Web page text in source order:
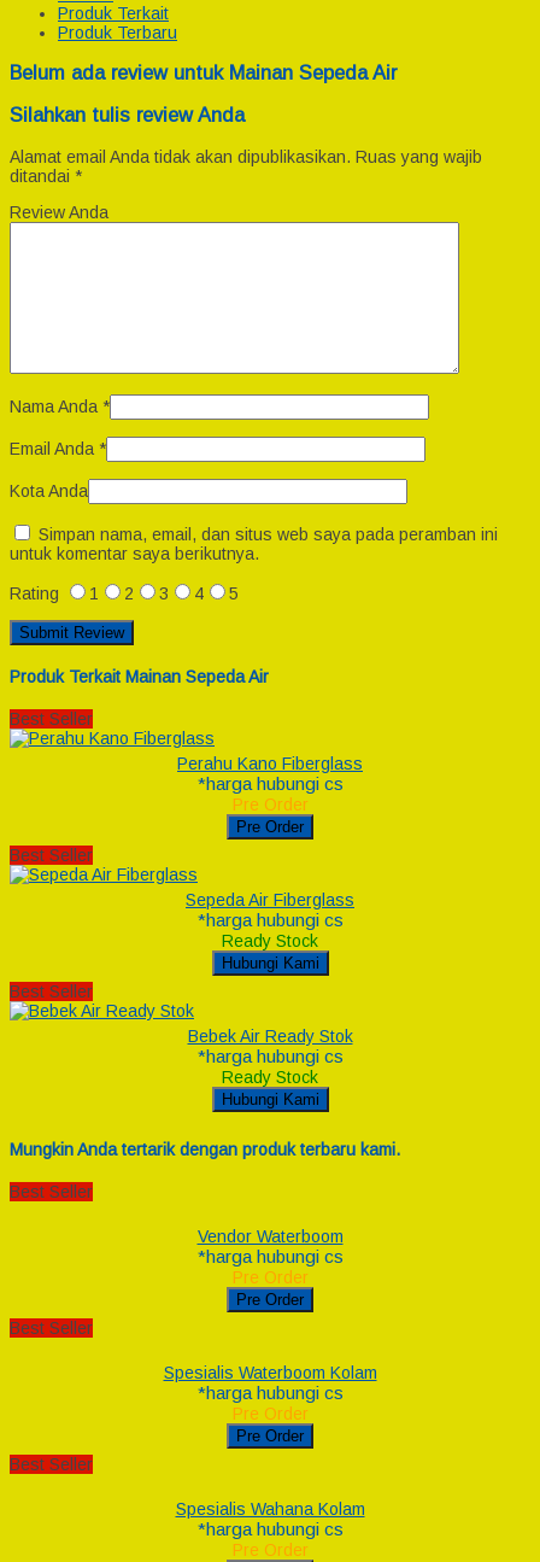
Produk Terkait
Produk Terbaru
Belum ada review untuk Mainan Sepeda Air
Silahkan tulis review Anda
Alamat email Anda tidak akan dipublikasikan. Ruas yang wajib
ditandai *
Review Anda
Nama Anda *
Email Anda *
Kota Anda
Simpan nama, email, dan situs web saya pada peramban ini
untuk komentar saya berikutnya.
Rating 1 2 3 4 5
Produk Terkait Mainan Sepeda Air
Best Seller
Perahu Kano Fiberglass
*harga hubungi cs
Pre Order
Pre Order
Best Seller
Sepeda Air Fiberglass
*harga hubungi cs
Ready Stock
Hubungi Kami
Best Seller
Bebek Air Ready Stok
*harga hubungi cs
Ready Stock
Hubungi Kami
Mungkin Anda tertarik dengan produk terbaru kami.
Best Seller
Vendor Waterboom
*harga hubungi cs
Pre Order
Pre Order
Best Seller
Spesialis Waterboom Kolam
*harga hubungi cs
Pre Order
Pre Order
Best Seller
Spesialis Wahana Kolam
*harga hubungi cs
Pre Order